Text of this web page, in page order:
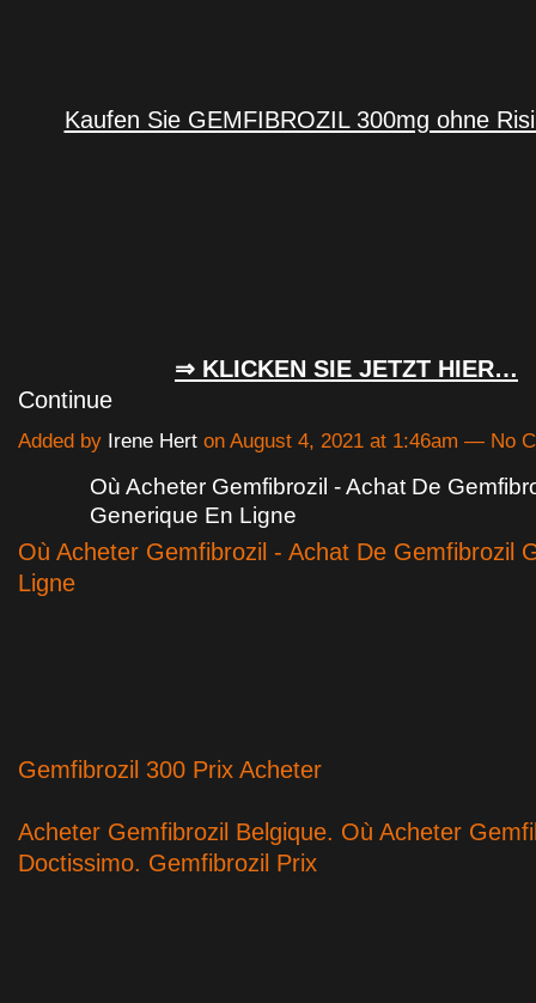
Kaufen Sie GEMFIBROZIL 300mg ohne
⇒ KLICKEN SIE JETZT HIER…
Continue
Added by Irene Hert on August 4, 2021 at 1:46am — No
Où Acheter Gemfibrozil - Achat De
Generique En Ligne
Où Acheter Gemfibrozil - Achat De Gemfibrozil
Ligne
Gemfibrozil 300 Prix Acheter
Acheter Gemfibrozil Belgique. Où Acheter
Doctissimo. Gemfibrozil Prix